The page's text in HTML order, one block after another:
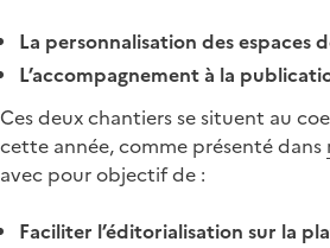
La personnalisation des espaces
L’accompagnement à la
Ces deux chantiers se situent au
cette année, comme présenté dans
avec pour objectif de :
Faciliter l’éditorialisation sur la